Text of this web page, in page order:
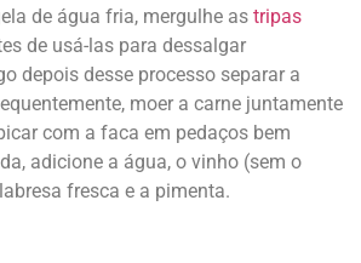
de água fria, mergulhe as tripas
de usá-las para dessalgar
depois desse processo separar a
moer a carne juntamente
com a faca em pedaços bem
adicione a água, o vinho (sem o
fresca e a pimenta.